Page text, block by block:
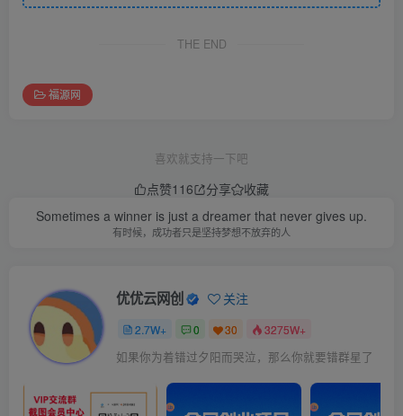
THE END
福源网
喜欢就支持一下吧
点赞116 分享
收藏
Sometimes a winner is just a dreamer that never gives up.
有时候，成功者只是坚持梦想不放弃的人
优优云网创 关注
2.7W+ 0 30 3275W+
如果你为着错过夕阳而哭泣，那么你就要错群星了